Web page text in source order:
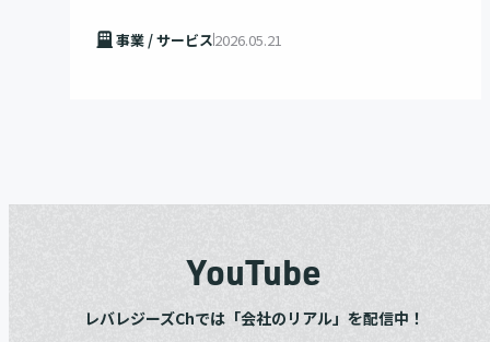
事業 / サービス2026.05.21
YouTube
レバレジーズChでは「会社のリアル」を配信中！